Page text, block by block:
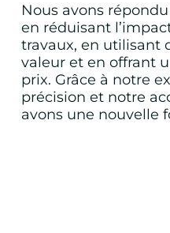
Nous avons
en réduisant
travaux, en utilisant
valeur et en offrant
prix. Grâce à notre
précision et notre
avons une nouvelle